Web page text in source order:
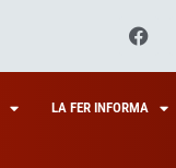
LA FER INFORMA